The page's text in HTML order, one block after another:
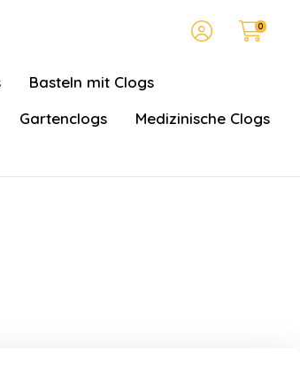
0
Basteln mit Clogs
Gartenclogs
Medizinische Clogs